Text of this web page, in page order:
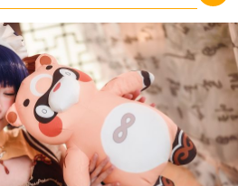
ẢNH GAME